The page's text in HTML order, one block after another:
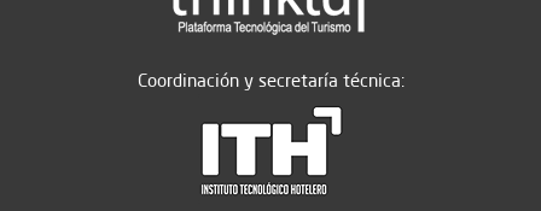
Coordinación y secretaría técnica: